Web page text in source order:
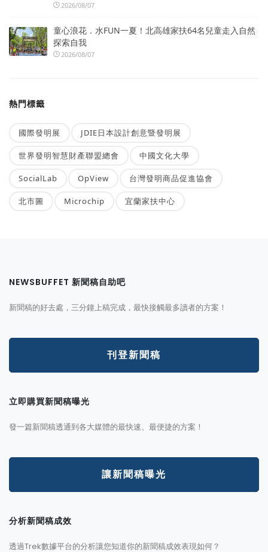
2026/08/07
童心浪花．水FUN一夏！北高雄家扶64名兒童走入自然
探索自我
2026/08/07
熱門標籤
國際發明展 JDIE日本設計創意暨發明展
世界發明智慧財產聯盟總會 中國文化大學
SocialLab OpView 台灣發明商品促進協會
北市圖 Microchip 宜蘭家扶中心
NEWSBUFFET 新聞稿自助吧
新聞稿的好去處，三分鐘上稿完成，最快接觸最多讀者的方案！
刊登新聞稿
立即購買新聞稿曝光
發一篇新聞稿透通到各大媒體的最快速、最便捷的方案！
讓新聞稿曝光
分析新聞稿成效
透過Trek數據平台的分析讓您知道你的新聞稿成效表現如何？